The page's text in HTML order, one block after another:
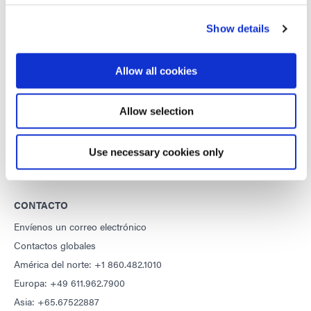
Show details
Allow all cookies
Allow selection
Use necessary cookies only
Términos y condiciones del servicio
Declaración de privacidad
Declaración de cookies
CONTACTO
Envíenos un correo electrónico
Contactos globales
América del norte: +1 860.482.1010
Europa: +49 611.962.7900
Asia: +65.67522887